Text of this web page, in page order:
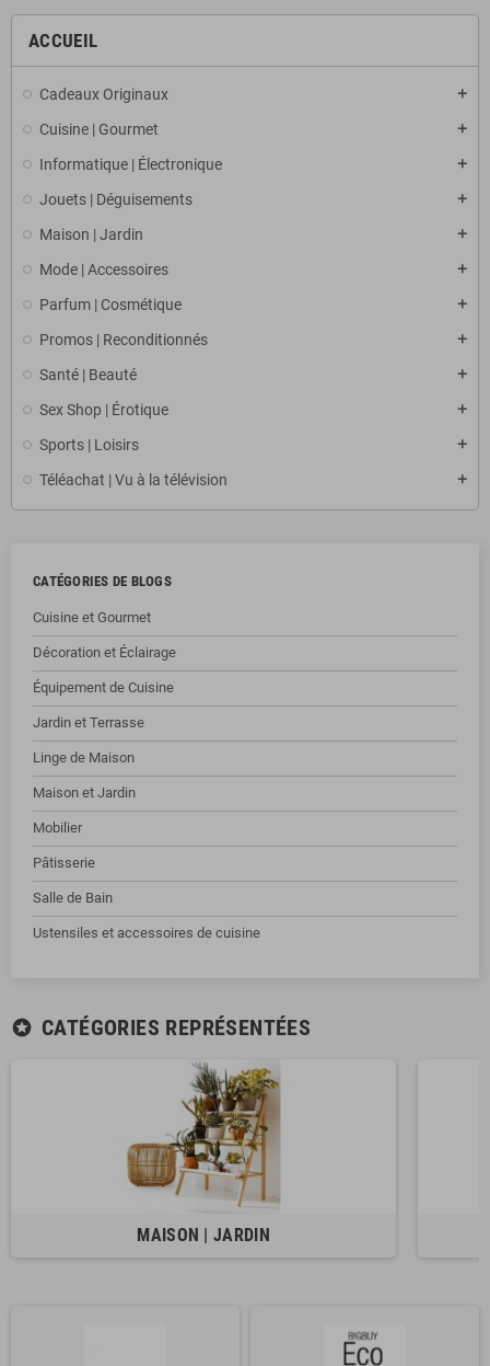
ACCUEIL
Cadeaux Originaux
Cuisine | Gourmet
Informatique | Électronique
Jouets | Déguisements
Maison | Jardin
Mode | Accessoires
Parfum | Cosmétique
Promos | Reconditionnés
Santé | Beauté
Sex Shop | Érotique
Sports | Loisirs
Téléachat | Vu à la télévision
CATÉGORIES DE BLOGS
Cuisine et Gourmet
Décoration et Éclairage
Équipement de Cuisine
Jardin et Terrasse
Linge de Maison
Maison et Jardin
Mobilier
Pâtisserie
Salle de Bain
Ustensiles et accessoires de cuisine
stars CATÉGORIES REPRÉSENTÉES
MAISON | JARDIN